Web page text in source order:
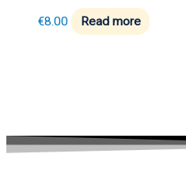
€8.00 Read more